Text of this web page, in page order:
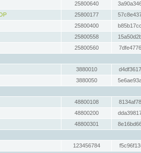
25800640
25800177
25800400
25800558
25800560
3880010
3880050
48800108
48800200
48800301
123456784